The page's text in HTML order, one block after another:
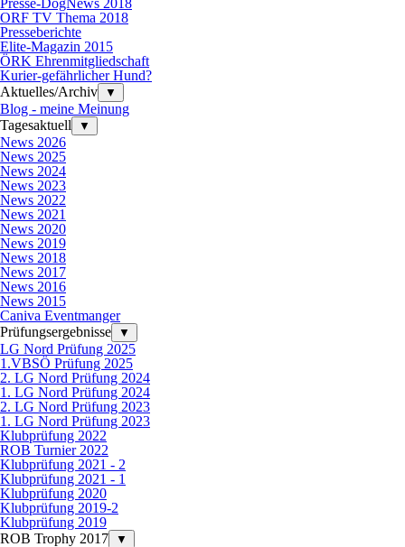
Presse-DogNews 2018
ORF TV Thema 2018
Presseberichte
Elite-Magazin 2015
ÖRK Ehrenmitgliedschaft
Kurier-gefährlicher Hund?
Aktuelles/Archiv
▼
Blog - meine Meinung
Tagesaktuell
▼
News 2026
News 2025
News 2024
News 2023
News 2022
News 2021
News 2020
News 2019
News 2018
News 2017
News 2016
News 2015
Caniva Eventmanger
Prüfungsergebnisse
▼
LG Nord Prüfung 2025
1.VBSÖ Prüfung 2025
2. LG Nord Prüfung 2024
1. LG Nord Prüfung 2024
2. LG Nord Prüfung 2023
1. LG Nord Prüfung 2023
Klubprüfung 2022
ROB Turnier 2022
Klubprüfung 2021 - 2
Klubprüfung 2021 - 1
Klubprüfung 2020
Klubprüfung 2019-2
Klubprüfung 2019
ROB Trophy 2017
▼